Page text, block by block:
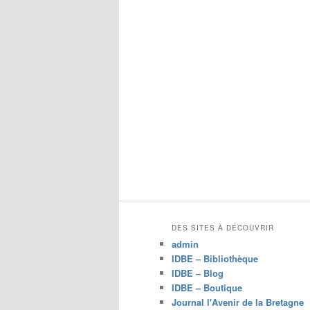
DES SITES À DÉCOUVRIR
admin
IDBE – Bibliothèque
IDBE – Blog
IDBE – Boutique
Journal l'Avenir de la Bretagne